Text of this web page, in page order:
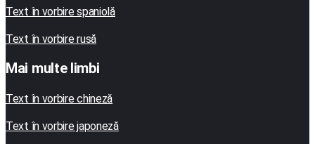
Text în vorbire spaniolă
Text în vorbire rusă
Mai multe limbi
Text în vorbire chineză
Text în vorbire japoneză